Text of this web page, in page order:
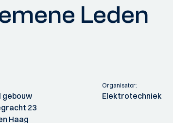
Leden
gebouw
23
Haag
Organisator:
Elektrotechniek